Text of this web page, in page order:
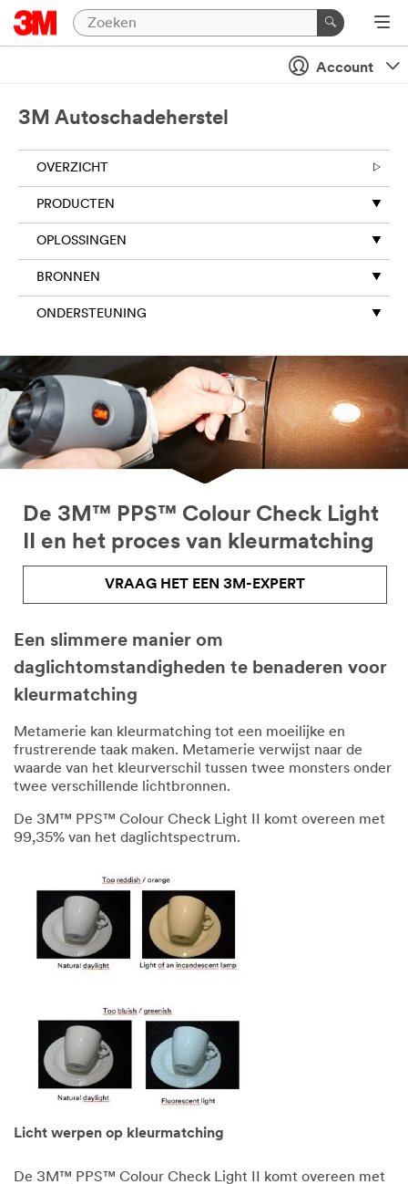
Account
3M Autoschadeherstel
OVERZICHT
PRODUCTEN
OPLOSSINGEN
BRONNEN
ONDERSTEUNING
De 3M™ PPS™ Colour Check Light
II en het proces van kleurmatching
VRAAG HET EEN 3M-EXPERT
Een slimmere manier om
daglichtomstandigheden te benaderen voor
kleurmatching
Metamerie kan kleurmatching tot een moeilijke en
frustrerende taak maken. Metamerie verwijst naar de
waarde van het kleurverschil tussen twee monsters onder
twee verschillende lichtbronnen.
De 3M™ PPS™ Colour Check Light II komt overeen met
99,35% van het daglichtspectrum.
Licht werpen op kleurmatching
De 3M™ PPS™ Colour Check Light II komt overeen met